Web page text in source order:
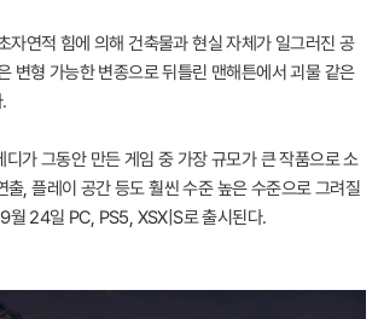
자연적 힘에 의해 건축물과 현실 자체가 일그러진 공
변형 가능한 변종으로 뒤틀린 맨해튼에서 괴물 같은
디가 그동안 만든 게임 중 가장 규모가 큰 작품으로 소
출, 플레이 공간 등도 훨씬 수준 높은 수준으로 그려질
월 24일 PC, PS5, XSX|S로 출시된다.